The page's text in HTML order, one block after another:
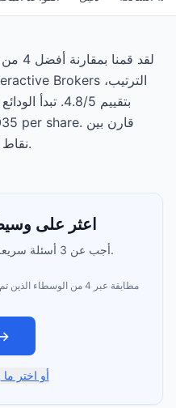
لقد
نقاط القوة والتنازلات لكل وسيط أدناه.
اعثر على وسيطك
أجب عن 3 أسئلة سريعة وسنعيد ترتيب القائمة لك.
مطابقة عبر 4 من الوسطاء الذين تم مراجعتهم
أو اختر